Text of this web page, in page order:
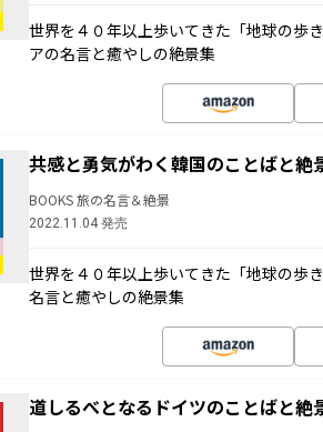
世界を４０年以上歩いてきた「地球の歩
アの名言と癒やしの絶景集
共感と勇気がわく韓国のことばと絶
BOOKS 旅の名言＆絶景
2022.11.04 発売
世界を４０年以上歩いてきた「地球の歩
名言と癒やしの絶景集
道しるべとなるドイツのことばと絶